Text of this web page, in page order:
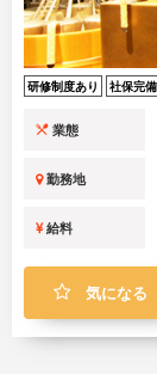
研修制度あり 社保完備
業態
勤務地
給料
気になる